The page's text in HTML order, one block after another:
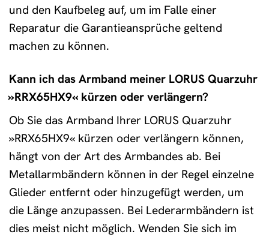
und den Kaufbeleg auf, um im Falle einer
Reparatur die Garantieansprüche geltend
machen zu können.
Kann ich das Armband meiner LORUS Quarzuhr
»RRX65HX9« kürzen oder verlängern?
Ob Sie das Armband Ihrer LORUS Quarzuhr
»RRX65HX9« kürzen oder verlängern können,
hängt von der Art des Armbandes ab. Bei
Metallarmbändern können in der Regel einzelne
Glieder entfernt oder hinzugefügt werden, um
die Länge anzupassen. Bei Lederarmbändern ist
dies meist nicht möglich. Wenden Sie sich im